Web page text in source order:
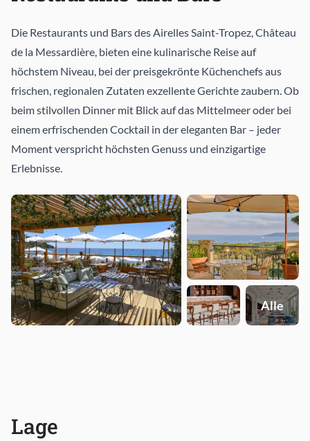
Die Restaurants und Bars des Airelles Saint-Tropez, Château
de la Messardière, bieten eine kulinarische Reise auf
höchstem Niveau, bei der preisgekrönte Küchenchefs aus
frischen, regionalen Zutaten exzellente Gerichte zaubern. Ob
beim stilvollen Dinner mit Blick auf das Mittelmeer oder bei
einem erfrischenden Cocktail in der eleganten Bar – jeder
Moment verspricht höchsten Genuss und einzigartige
Erlebnisse.
Alle
Lage